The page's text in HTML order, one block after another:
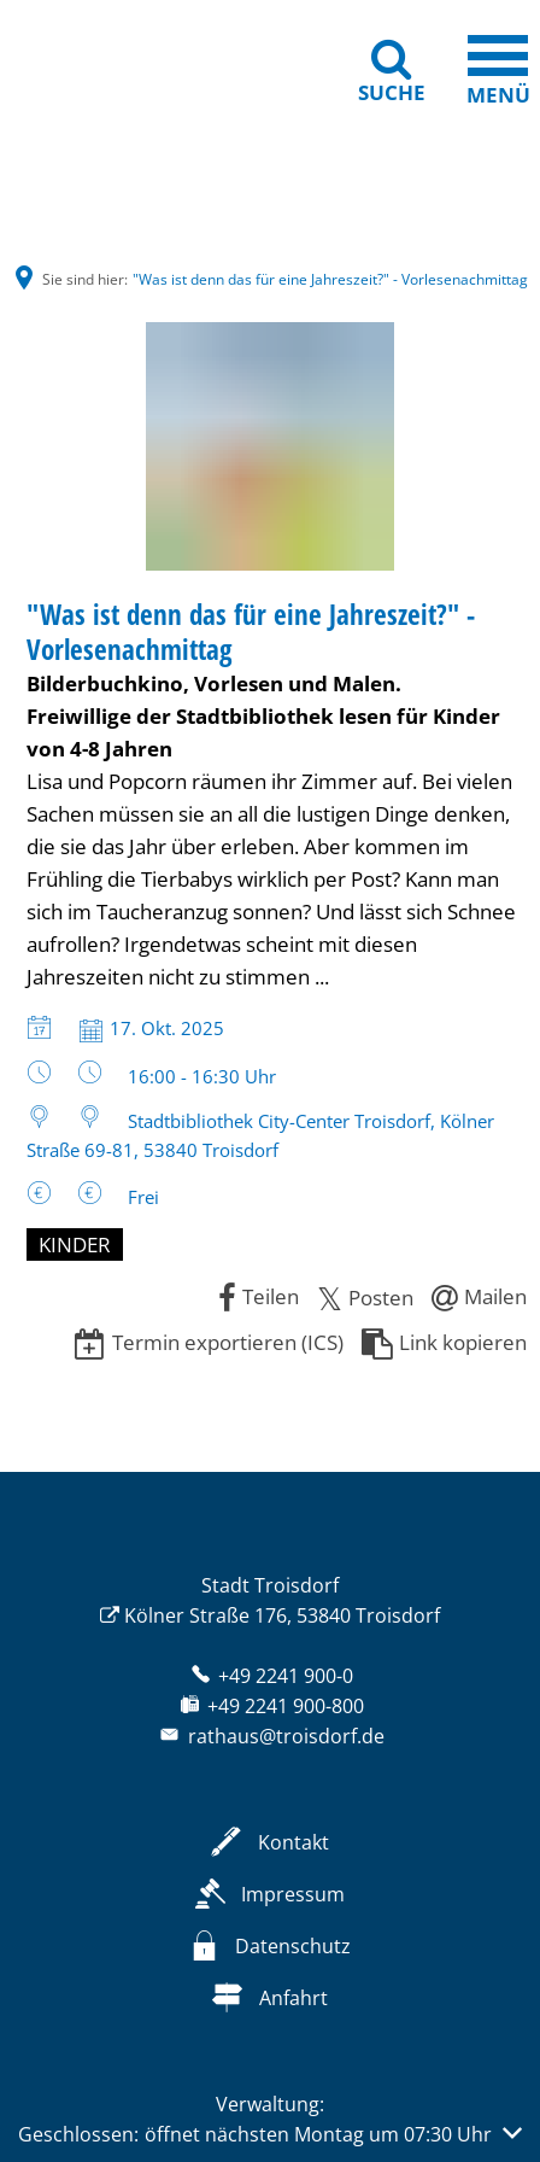
SUCHE MENÜ
Sie sind hier: "Was ist denn das für eine Jahreszeit?" - Vorlesenachmittag
Jahreszeit?"
Vorlesenachmittag
KATEGORIE: BIBLIOTHEK
"Was ist denn das für eine Jahreszeit?" -
Vorlesenachmittag
Bilderbuchkino, Vorlesen und Malen.
Freiwillige der Stadtbibliothek lesen für Kinder
von 4-8 Jahren
Lisa und Popcorn räumen ihr Zimmer auf. Bei vielen
Sachen müssen sie an all die lustigen Dinge denken,
die sie das Jahr über erleben. Aber kommen im
Frühling die Tierbabys wirklich per Post? Kann man
sich im Taucheranzug sonnen? Und lässt sich Schnee
aufrollen? Irgendetwas scheint mit diesen
Jahreszeiten nicht zu stimmen ...
Datum:
17. Okt. 2025
Uhrzeit:
16:00 - 16:30 Uhr
Stadtbibliothek City-Center Troisdorf, Kölner
Straße 69-81, 53840 Troisdorf
Frei
KINDER
Teilen
Posten
Mailen
Termin exportieren (ICS)
Link kopieren
Stadt Troisdorf
Kölner Straße 176, 53840 Troisdorf
+49 2241 900-0
+49 2241 900-800
rathaus@troisdorf.de
Kontakt
Impressum
Datenschutz
Anfahrt
Verwaltung:
Klicken, um weitere Öffnungs- oder Schließzeiten
Geschlossen: öffnet nächsten Montag um 07:30 Uhr